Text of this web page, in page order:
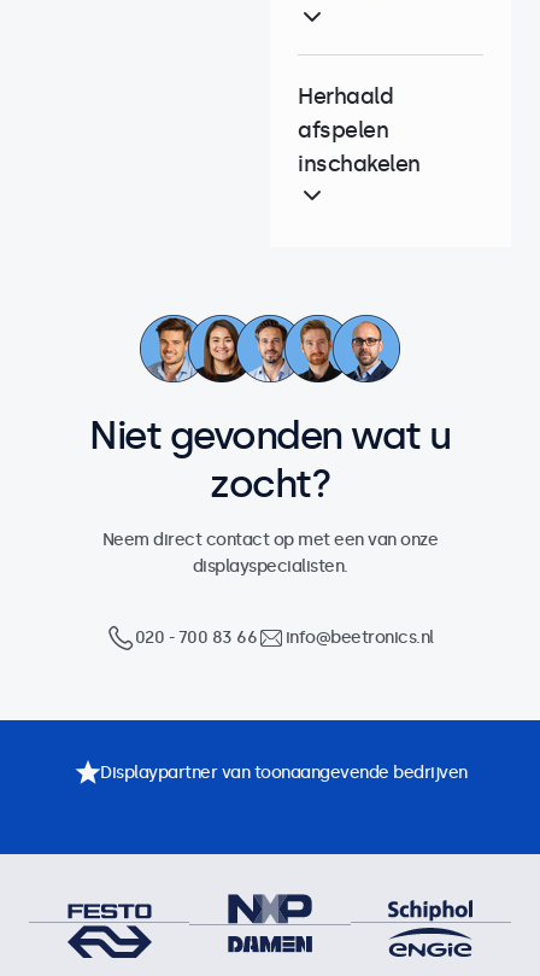
Herhaald
afspelen
inschakelen
Niet gevonden wat u
zocht?
Neem direct contact op met een van onze
displayspecialisten.
020 - 700 83 66 info@beetronics.nl
Displaypartner van toonaangevende bedrijven